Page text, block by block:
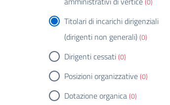
Titolari di incarichi dirigenziali
(dirigenti non generali)(0)
Dirigenti cessati(0)
Posizioni organizzative(0)
Dotazione organica(0)